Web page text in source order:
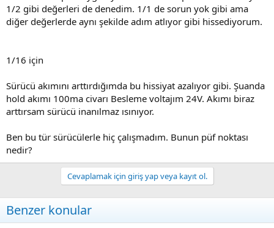
1/2 gibi değerleri de denedim. 1/1 de sorun yok gibi ama
diğer değerlerde aynı şekilde adım atlıyor gibi hissediyorum.
1/16 için
Sürücü akımını arttırdığımda bu hissiyat azalıyor gibi. Şuanda
hold akımı 100ma civarı Besleme voltajım 24V. Akımı biraz
arttırsam sürücü inanılmaz ısınıyor.
Ben bu tür sürücülerle hiç çalışmadım. Bunun püf noktası
nedir?
Cevaplamak için giriş yap veya kayıt ol.
Benzer konular